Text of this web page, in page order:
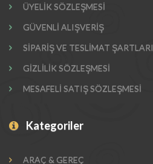
ÜYELİK SÖZLEŞMESİ
GÜVENLİ ALIŞVERİŞ
SİPARİŞ VE TESLİMAT ŞARTLARI
GİZLİLİK SÖZLEŞMESİ
MESAFELİ SATIŞ SÖZLEŞMESİ
Kategoriler
ARAÇ & GEREÇ